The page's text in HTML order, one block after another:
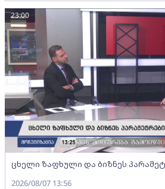
ცხელი ზაფხული და ბიზნეს
23:00
2026/08/07 13:56